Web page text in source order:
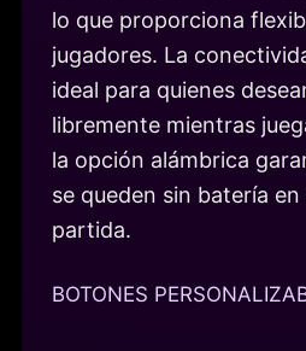
lo que proporciona
jugadores. La
ideal para quienes
libremente mientras
la opción alámbrica
se queden sin batería
partida.
BOTONES